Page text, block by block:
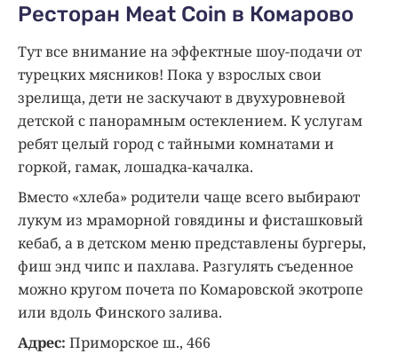
Ресторан Meat Coin в Комарово
Тут все внимание на эффектные шоу-подачи от
турецких мясников! Пока у взрослых свои
зрелища, дети не заскучают в двухуровневой
детской с панорамным остеклением. К услугам
ребят целый город с тайными комнатами и
горкой, гамак, лошадка-качалка.
Вместо «хлеба» родители чаще всего выбирают
лукум из мраморной говядины и фисташковый
кебаб, а в детском меню представлены бургеры,
фиш энд чипс и пахлава. Разгулять съеденное
можно кругом почета по Комаровской экотропе
или вдоль Финского залива.
Адрес: Приморское ш., 466